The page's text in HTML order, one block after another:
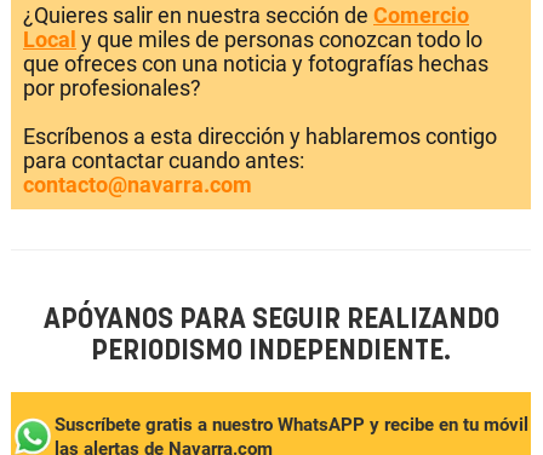
¿Quieres salir en nuestra sección de Comercio
Local y que miles de personas conozcan todo lo
que ofreces con una noticia y fotografías hechas
por profesionales?
Escríbenos a esta dirección y hablaremos contigo
para contactar cuando antes:
contacto@navarra.com
APÓYANOS PARA SEGUIR REALIZANDO
PERIODISMO INDEPENDIENTE.
Suscríbete gratis a nuestro WhatsAPP y recibe en tu móvil
las alertas de Navarra.com